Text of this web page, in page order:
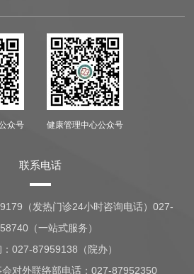
众号 健康管理中心公众号
联系电话
（发热门诊24小时咨询电话）027-
（一站式服务）
：027-87959138（院办）
对外联络部电话：027-87952350